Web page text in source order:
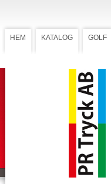
HEM KATALOG GOLF